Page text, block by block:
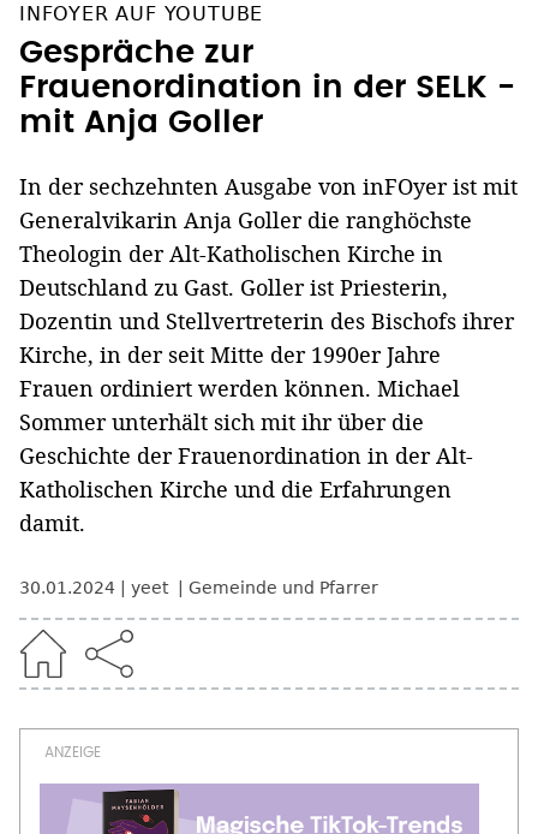
INFOYER AUF YOUTUBE
Gespräche zur
Frauenordination in der SELK -
mit Anja Goller
In der sechzehnten Ausgabe von inFOyer ist mit
Generalvikarin Anja Goller die ranghöchste
Theologin der Alt-Katholischen Kirche in
Deutschland zu Gast. Goller ist Priesterin,
Dozentin und Stellvertreterin des Bischofs ihrer
Kirche, in der seit Mitte der 1990er Jahre
Frauen ordiniert werden können. Michael
Sommer unterhält sich mit ihr über die
Geschichte der Frauenordination in der Alt-
Katholischen Kirche und die Erfahrungen
damit.
30.01.2024 yeet Gemeinde und Pfarrer